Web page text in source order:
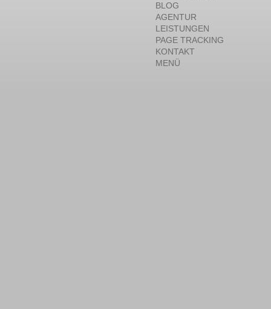
BLOG
AGENTUR
LEISTUNGEN
PAGE TRACKING
KONTAKT
MENÜ